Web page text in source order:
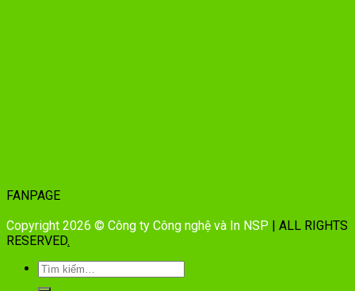
FANPAGE
Copyright 2026 © Công ty Công nghệ và In NSP | ALL RIGHTS
RESERVED.